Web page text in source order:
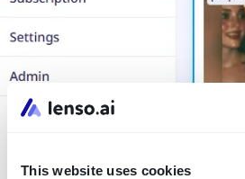
This website uses cookies